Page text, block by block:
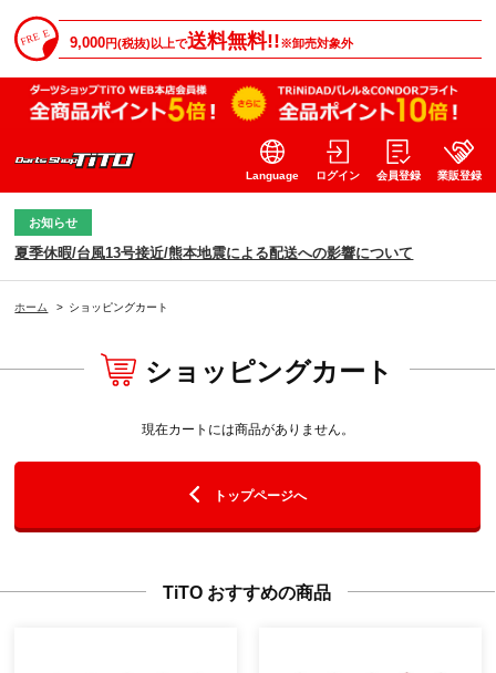
9,000円(税抜)以上で送料無料!!※卸売対象外
Language ログイン 会員登録 業販登録
お知らせ
夏季休暇/台風13号接近/熊本地震による配送への影響について
ホーム > ショッピングカート
ショッピングカート
現在カートには商品がありません。
トップページへ
TiTO おすすめの商品